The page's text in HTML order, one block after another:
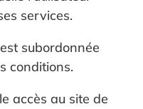
services.
subordonnée
conditions.
accès au site de